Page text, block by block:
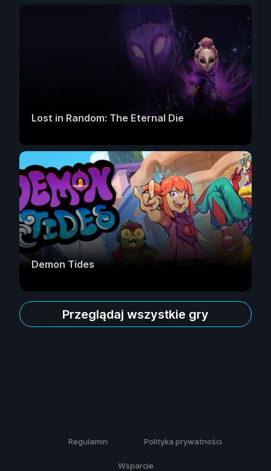
Lost in Random: The Eternal Die
Demon Tides
Przeglądaj wszystkie gry
Regulamin Polityka prywatności
Wsparcie